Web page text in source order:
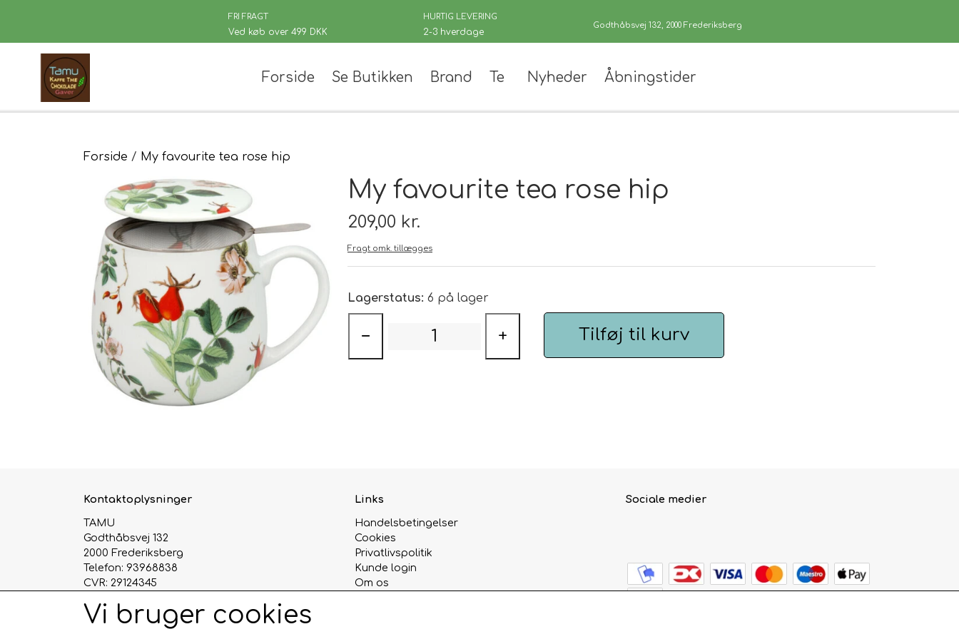
FRI FRAGT
Ved køb over 499 DKK
HURTIG LEVERING
2-3 hverdage
Godthåbsvej 132, 2000 Frederiksberg
Forside Se Butikken Brand Te
Kusmi Te
Sort Te
Rooibush
Urte & Frugt teer
Husets Teblandinger
Nyheder Åbningstider
Forside My favourite tea rose hip
My favourite tea rose hip
209,00 kr.
Fragt omk. tillægges
Lagerstatus: 6 på lager
− + Tilføj til kurv
Kontaktoplysninger
TAMU
Godthåbsvej 132
2000 Frederiksberg
Telefon: 93968838
CVR: 29124345
Links
Handelsbetingelser
Cookies
Privatlivspolitik
Kunde login
Om os
Sociale medier
Vi bruger cookies